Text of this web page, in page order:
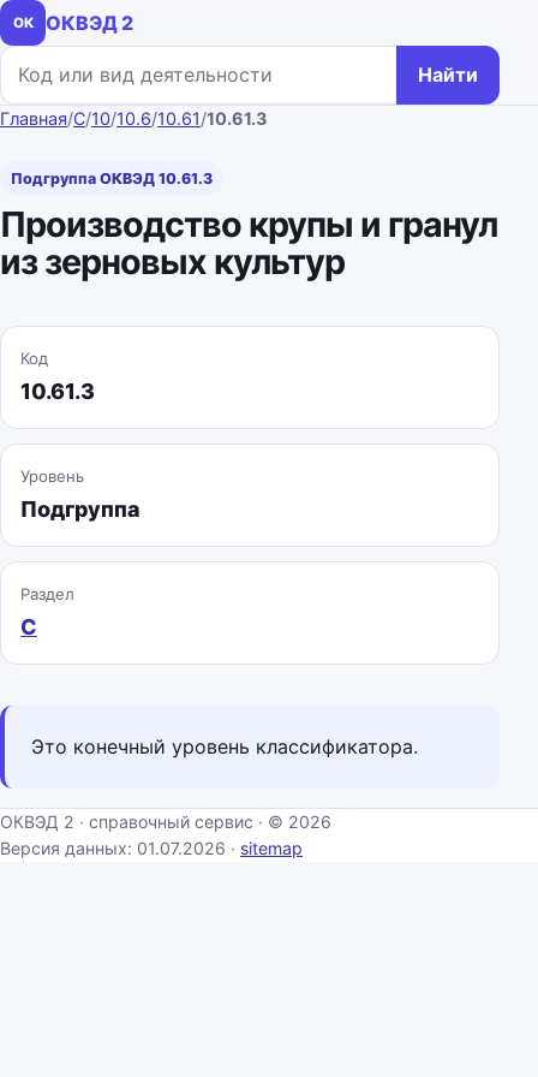
ОК
ОКВЭД 2
Поиск по коду или названию
Найти
Главная/C/10/10.6/10.61/10.61.3
Подгруппа ОКВЭД 10.61.3
Производство крупы и гранул
из зерновых культур
Код
10.61.3
Уровень
Подгруппа
Раздел
C
Это конечный уровень классификатора.
ОКВЭД 2 · справочный сервис · © 2026
Версия данных: 01.07.2026 · sitemap